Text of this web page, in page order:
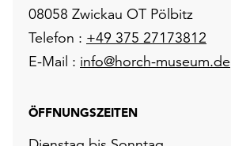
08058 Zwickau OT Pölbitz
Telefon : +49 375 27173812
E-Mail : info@horch-museum.de
ÖFFNUNGSZEITEN